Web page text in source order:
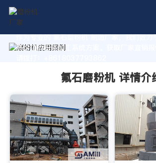
作为专业的 氟石磨粉机 制造厂家，我们致力
高价值的粉体加工系统方案。获取厂家直销报
氟石磨粉机 详情介